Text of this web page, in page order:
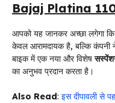
Bajaj Platina 110
आपको यह जानकर अच्छा लगेगा कि
केवल आरामदायक है, बल्कि कंपनी
बाइक में एक नया और विशेष
का अनुभव प्रदान करता है।
Also Read: इस दीपावली